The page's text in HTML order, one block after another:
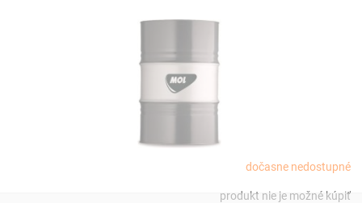
dočasne nedostupné
produkt nie je možné kúpiť